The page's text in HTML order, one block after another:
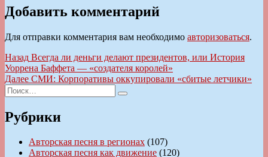
Добавить комментарий
Для отправки комментария вам необходимо авторизоваться.
Навигация
по
записям
Назад Предыдущая
запись:
Всегда ли деньги делают президентов, или История
Уоррена Баффета — «создателя королей»
Далее Следующая
СМИ: Корпоративы оккупировали «сбитые летчики»
Искать:
Поиск
Рубрики
Авторская песня в регионах (107)
Авторская песня как движение (120)